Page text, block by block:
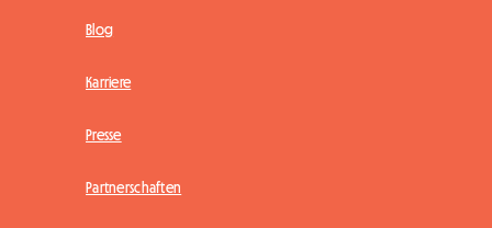
Blog
Karriere
Presse
Partnerschaften